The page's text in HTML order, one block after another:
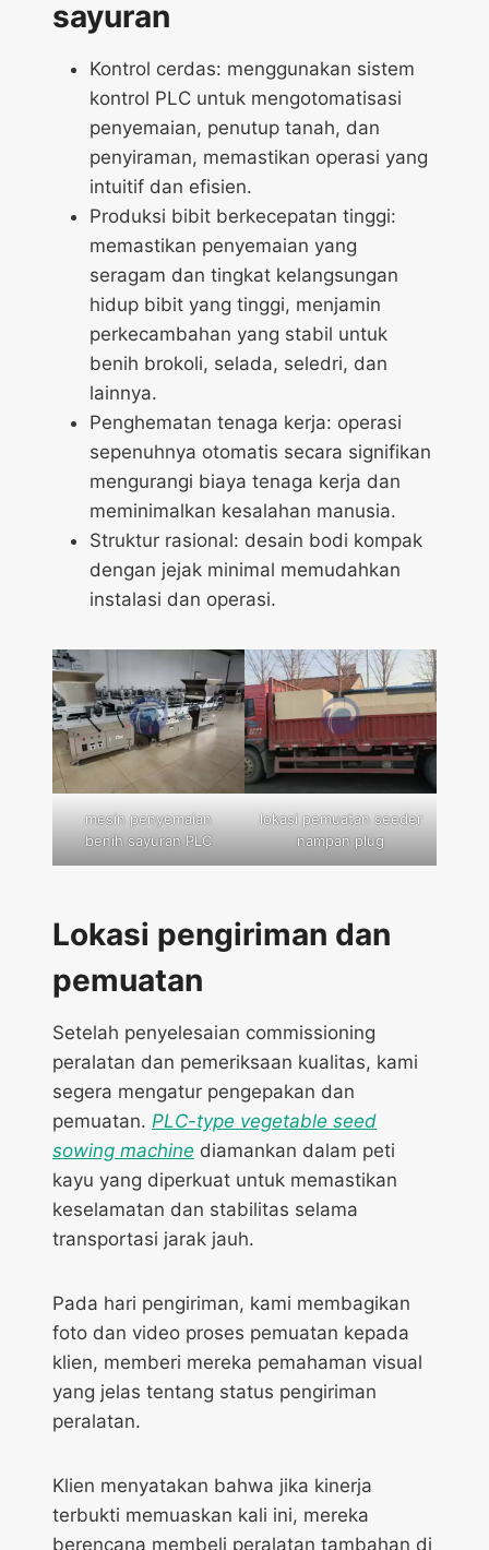
sayuran
Kontrol cerdas: menggunakan sistem
kontrol PLC untuk mengotomatisasi
penyemaian, penutup tanah, dan
penyiraman, memastikan operasi yang
intuitif dan efisien.
Produksi bibit berkecepatan tinggi:
memastikan penyemaian yang
seragam dan tingkat kelangsungan
hidup bibit yang tinggi, menjamin
perkecambahan yang stabil untuk
benih brokoli, selada, seledri, dan
lainnya.
Penghematan tenaga kerja: operasi
sepenuhnya otomatis secara signifikan
mengurangi biaya tenaga kerja dan
meminimalkan kesalahan manusia.
Struktur rasional: desain bodi kompak
dengan jejak minimal memudahkan
instalasi dan operasi.
mesin penyemaian
benih sayuran PLC
lokasi pemuatan seeder
nampan plug
Lokasi pengiriman dan
pemuatan
Setelah penyelesaian commissioning
peralatan dan pemeriksaan kualitas, kami
segera mengatur pengepakan dan
pemuatan. PLC-type vegetable seed
sowing machine diamankan dalam peti
kayu yang diperkuat untuk memastikan
keselamatan dan stabilitas selama
transportasi jarak jauh.
Pada hari pengiriman, kami membagikan
foto dan video proses pemuatan kepada
klien, memberi mereka pemahaman visual
yang jelas tentang status pengiriman
peralatan.
Klien menyatakan bahwa jika kinerja
terbukti memuaskan kali ini, mereka
berencana membeli peralatan tambahan di